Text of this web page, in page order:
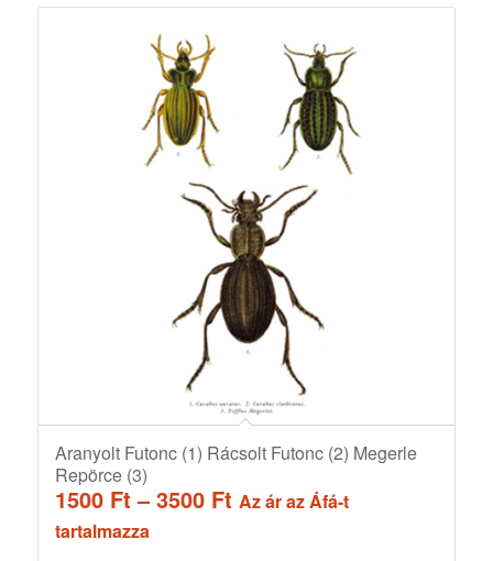
Aranyolt Futonc (1) Rácsolt Futonc (2) Megerle
Repörce (3)
1500 Ft – 3500 FtÁrtartomány:
Az ár az Áfá-t
tartalmazza